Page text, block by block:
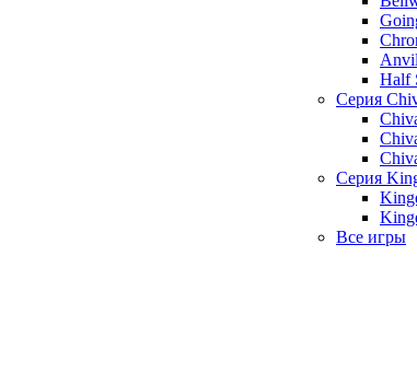
Half
Серия
Серия
Все игры